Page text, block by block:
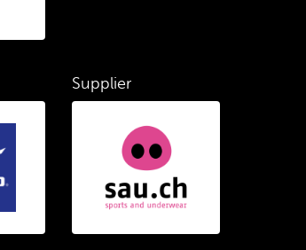
Supplier